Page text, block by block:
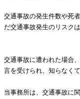
交通事故の発生件数や死
だ交通事故発生のリスク
交通事故に遭われた場合
言を受けられ、知らなく
当事務所は、交通事故に